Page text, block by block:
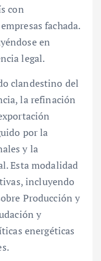
con
fachada.
en
legal.
clandestino del
la refinación
por la
y la
Esta modalidad
incluyendo
Producción y
y
energéticas